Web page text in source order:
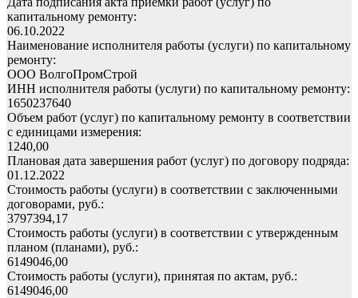
капитальному ремонту:
06.10.2022
Наименование исполнителя работы (услуги) по капитальному
ремонту:
ООО ВолгоПромСтрой
ИНН исполнителя работы (услуги) по капитальному ремонту:
1650237640
Объем работ (услуг) по капитальному ремонту в соответствии
с единицами измерения:
1240,00
Плановая дата завершения работ (услуг) по договору подряда:
01.12.2022
Стоимость работы (услуги) в соответствии с заключенными
договорами, руб.:
3797394,17
Стоимость работы (услуги) в соответствии с утвержденным
планом (планами), руб.:
6149046,00
Стоимость работы (услуги), принятая по актам, руб.:
6149046,00